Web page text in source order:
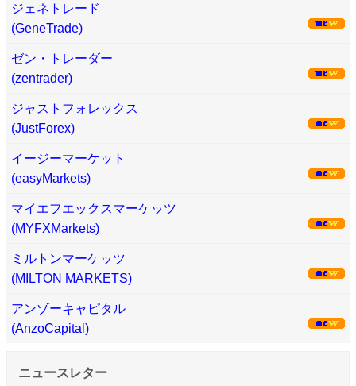
ジェネトレード
(GeneTrade)
ゼン・トレーダー
(zentrader)
ジャストフォレックス
(JustForex)
イージーマーケット
(easyMarkets)
マイエフエックスマーケッツ
(MYFXMarkets)
ミルトンマーケッツ
(MILTON MARKETS)
アンゾーキャピタル
(AnzoCapital)
ニュースレター